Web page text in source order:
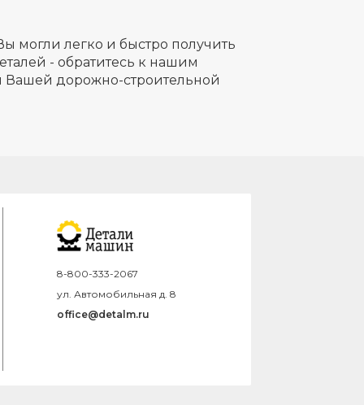
могли легко и быстро получить
- обратитесь к нашим
Вашей дорожно-строительной
8-800-333-2067
ул. Автомобильная д. 8
office@detalm.ru